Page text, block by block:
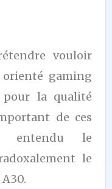
vouloir
gaming
la qualité
de ces
entendu le
le